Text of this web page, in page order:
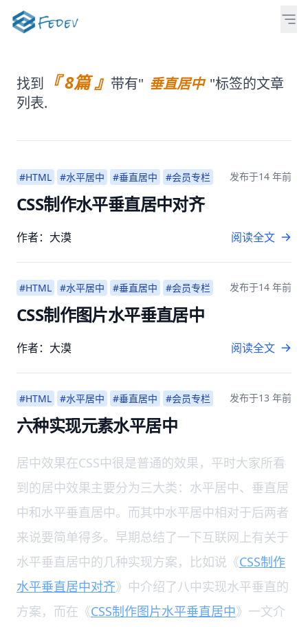
找到 『 8篇 』 带有" 垂直居中 "标签的文章
列表.
#HTML #水平居中 #垂直居中 #会员专栏 发布于14 年前
CSS制作水平垂直居中对齐
作者：大漠 阅读全文
#HTML #水平居中 #垂直居中 #会员专栏 发布于14 年前
CSS制作图片水平垂直居中
作者：大漠 阅读全文
#HTML #水平居中 #垂直居中 #会员专栏 发布于13 年前
六种实现元素水平居中
居中效果在CSS中很是普通的效果，平时大家所看
到的居中效果主要分为三大类：水平居中、垂直居
中和水平垂直居中。而其中水平居中相对于后两者
来说要简单得多。早期总结了一下互联网上有关于
水平垂直居中的几种实现方案，比如说《CSS制作
水平垂直居中对齐》中介绍了八中实现水平垂直的
方案，而在《CSS制作图片水平垂直居中》一文介